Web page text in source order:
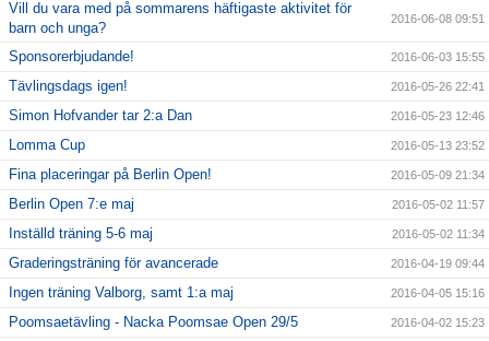
Vill du vara med på sommarens häftigaste aktivitet för
barn och unga?
2016-06-08 09:51
Sponsorerbjudande! 2016-06-03 15:55
Tävlingsdags igen! 2016-05-26 22:41
Simon Hofvander tar 2:a Dan 2016-05-23 12:46
Lomma Cup 2016-05-13 23:52
Fina placeringar på Berlin Open! 2016-05-09 21:34
Berlin Open 7:e maj 2016-05-02 11:57
Inställd träning 5-6 maj 2016-05-02 11:34
Graderingsträning för avancerade 2016-04-19 09:44
Ingen träning Valborg, samt 1:a maj 2016-04-05 15:16
Poomsaetävling - Nacka Poomsae Open 29/5 2016-04-02 15:23